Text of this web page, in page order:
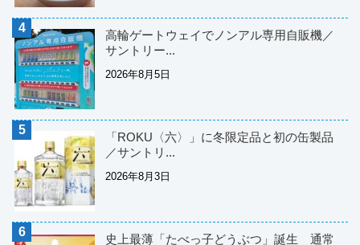
高輪ゲートウェイでノンアル専用自販機／
サントリー...
2026年8月5日
「ROKU〈六〉」に冬限定品と初の缶製品
／サントリ...
2026年8月3日
史上最薄「たべっ子どうぶつ」誕生 通常